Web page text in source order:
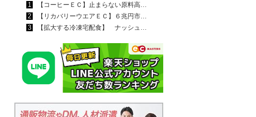
1
【コーヒーＥＣ】止まらない原料高…
2
【リカバリーウエアＥＣ】６兆円市…
3
【拡大する冷凍宅配食】 ナッシュ…